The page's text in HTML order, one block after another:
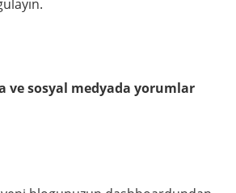
ve sosyal medyada yorumlar